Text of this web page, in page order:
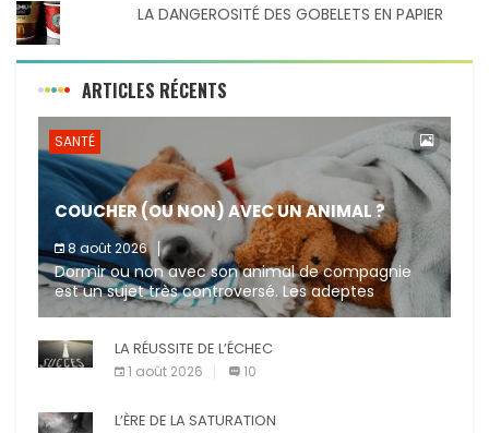
LA DANGEROSITÉ DES GOBELETS EN PAPIER
ARTICLES RÉCENTS
SANTÉ
COUCHER (OU NON) AVEC UN ANIMAL ?
8 août 2026
Dormir ou non avec son animal de compagnie
est un sujet très controversé. Les adeptes
affirment que la présence de leur compagnon à
LA RÉUSSITE DE L’ÉCHEC
1 août 2026 10
L’ÈRE DE LA SATURATION